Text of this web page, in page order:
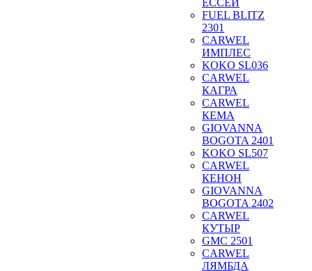
ЕССЕЙ
FUEL BLITZ
2301
CARWEL
ИМПЛЕС
KOKO SL036
CARWEL
КАГРА
CARWEL
КЕМА
GIOVANNA
BOGOTA 2401
KOKO SL507
CARWEL
КЕНОН
GIOVANNA
BOGOTA 2402
CARWEL
КУТЫР
GMC 2501
CARWEL
ЛЯМБДА